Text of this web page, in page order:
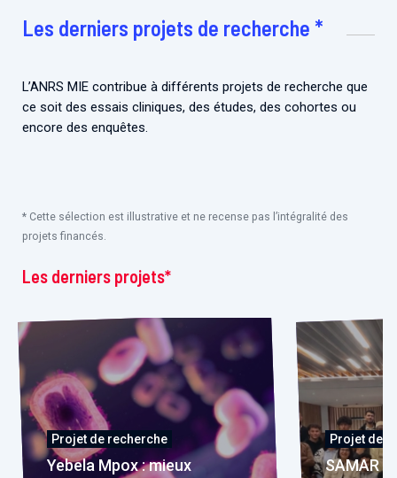
Collaboration avec les acteurs communautaires
Cellules Émergence
inactives.
Les derniers projets de recherche *
L’ANRS MIE contribue à différents projets de recherche que
ce soit des essais cliniques, des études, des cohortes ou
encore des enquêtes.
* Cette sélection est illustrative et ne recense pas l’intégralité des
projets financés.
Les derniers projets*
Projet de recherche
Yebela Mpox : mieux
Projet de
SAMAR :